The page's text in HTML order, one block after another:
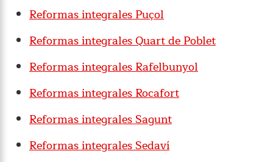
Reformas integrales Puçol
Reformas integrales Quart de Poblet
Reformas integrales Rafelbunyol
Reformas integrales Rocafort
Reformas integrales Sagunt
Reformas integrales Sedaví